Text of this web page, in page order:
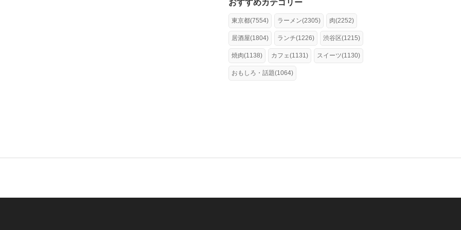
おすすめカテゴリー
東京都(7554) ラーメン(2305) 肉(2252)
居酒屋(1804) ランチ(1226) 渋谷区(1215)
焼肉(1138) カフェ(1131) スイーツ(1130)
おもしろ・話題(1064)